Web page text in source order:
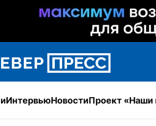
ИнтервьюНовостиПроект «Наши